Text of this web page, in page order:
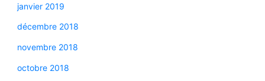
janvier 2019
décembre 2018
novembre 2018
octobre 2018